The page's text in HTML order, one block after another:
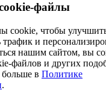
файлы
cookie, чтобы
трафик и
нашим сайтом, вы
файлов и других
больше в Политике
.